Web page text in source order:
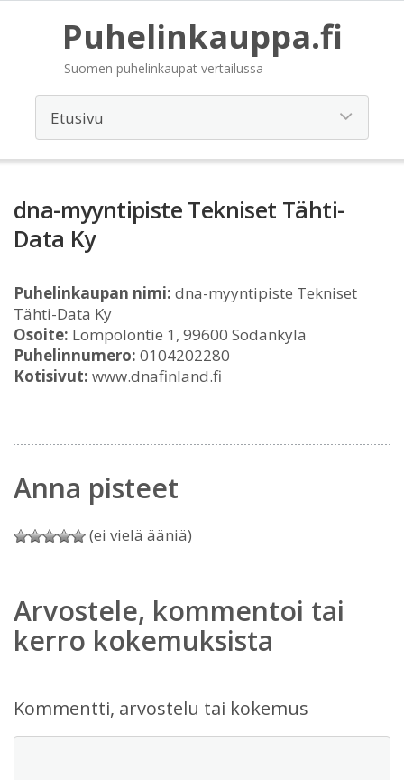
Puhelinkauppa.fi
Suomen puhelinkaupat vertailussa
dna-myyntipiste Tekniset Tähti-
Data Ky
Puhelinkaupan nimi: dna-myyntipiste Tekniset
Tähti-Data Ky
Osoite: Lompolontie 1, 99600 Sodankylä
Puhelinnumero: 0104202280
Kotisivut: www.dnafinland.fi
Anna pisteet
(ei vielä ääniä)
Arvostele, kommentoi tai
kerro kokemuksista
Kommentti, arvostelu tai kokemus